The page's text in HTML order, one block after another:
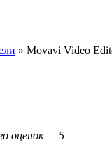
» Movavi Video
оценок — 5